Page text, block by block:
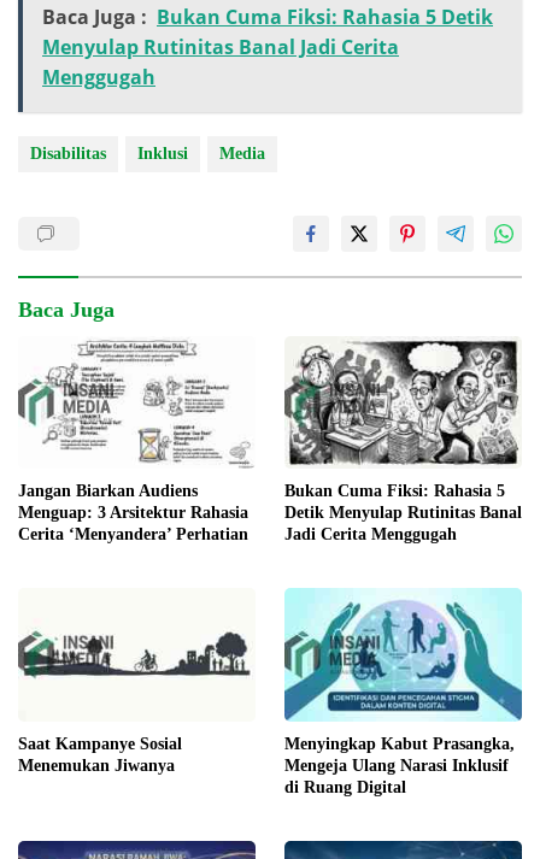
Baca Juga : Bukan Cuma Fiksi: Rahasia 5 Detik
Menyulap Rutinitas Banal Jadi Cerita
Menggugah
Disabilitas Inklusi Media
Baca Juga
Jangan Biarkan Audiens
Menguap: 3 Arsitektur Rahasia
Cerita ‘Menyandera’ Perhatian
Bukan Cuma Fiksi: Rahasia 5
Detik Menyulap Rutinitas Banal
Jadi Cerita Menggugah
Saat Kampanye Sosial
Menemukan Jiwanya
​Menyingkap Kabut Prasangka,
Mengeja Ulang Narasi Inklusif
di Ruang Digital